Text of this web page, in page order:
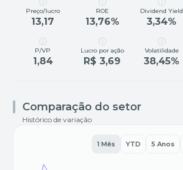
Preço/lucro
13,17
ROE
13,76%
Dividend Yield
3,34%
P/VP
1,84
Lucro por ação
R$ 3,69
Volatilidade
38,45%
Comparação do setor
Histórico de variação
1 Mês YTD 5 Anos